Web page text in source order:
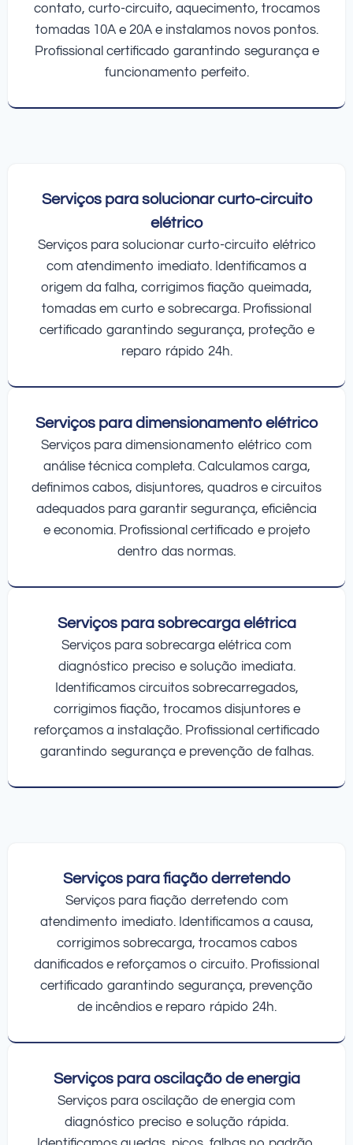
contato, curto-circuito, aquecimento, trocamos
tomadas 10A e 20A e instalamos novos pontos.
Profissional certificado garantindo segurança e
funcionamento perfeito.
Serviços para solucionar curto-circuito
elétrico
Serviços para solucionar curto-circuito elétrico
com atendimento imediato. Identificamos a
origem da falha, corrigimos fiação queimada,
tomadas em curto e sobrecarga. Profissional
certificado garantindo segurança, proteção e
reparo rápido 24h.
Serviços para dimensionamento elétrico
Serviços para dimensionamento elétrico com
análise técnica completa. Calculamos carga,
definimos cabos, disjuntores, quadros e circuitos
adequados para garantir segurança, eficiência
e economia. Profissional certificado e projeto
dentro das normas.
Serviços para sobrecarga elétrica
Serviços para sobrecarga elétrica com
diagnóstico preciso e solução imediata.
Identificamos circuitos sobrecarregados,
corrigimos fiação, trocamos disjuntores e
reforçamos a instalação. Profissional certificado
garantindo segurança e prevenção de falhas.
Serviços para fiação derretendo
Serviços para fiação derretendo com
atendimento imediato. Identificamos a causa,
corrigimos sobrecarga, trocamos cabos
danificados e reforçamos o circuito. Profissional
certificado garantindo segurança, prevenção
de incêndios e reparo rápido 24h.
Serviços para oscilação de energia
Serviços para oscilação de energia com
diagnóstico preciso e solução rápida.